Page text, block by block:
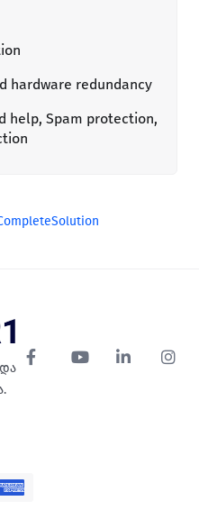
hardware redundancy
help, Spam protection,